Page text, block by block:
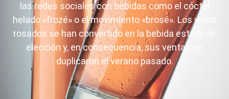
las redes sociales con bebidas como el cóctel
helado «frozé» o el movimiento «brosé». Los vinos
rosados se han convertido en la bebida estival de
elección y, en consecuencia, sus ventas se
duplicaron el verano pasado.